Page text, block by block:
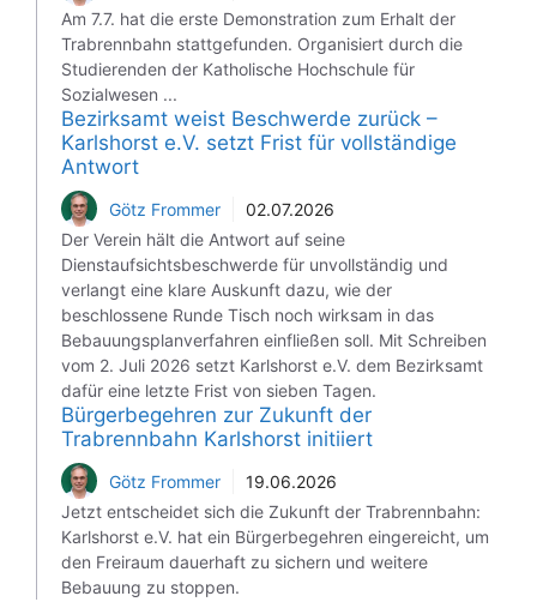
Am 7.7. hat die erste Demonstration zum Erhalt der
Trabrennbahn stattgefunden. Organisiert durch die
Studierenden der Katholische Hochschule für
Sozialwesen ...
Bezirksamt weist Beschwerde zurück –
Karlshorst e.V. setzt Frist für vollständige
Antwort
Götz Frommer
02.07.2026
Der Verein hält die Antwort auf seine
Dienstaufsichtsbeschwerde für unvollständig und
verlangt eine klare Auskunft dazu, wie der
beschlossene Runde Tisch noch wirksam in das
Bebauungsplanverfahren einfließen soll. Mit Schreiben
vom 2. Juli 2026 setzt Karlshorst e.V. dem Bezirksamt
dafür eine letzte Frist von sieben Tagen.
Bürgerbegehren zur Zukunft der
Trabrennbahn Karlshorst initiiert
Götz Frommer
19.06.2026
Jetzt entscheidet sich die Zukunft der Trabrennbahn:
Karlshorst e.V. hat ein Bürgerbegehren eingereicht, um
den Freiraum dauerhaft zu sichern und weitere
Bebauung zu stoppen.